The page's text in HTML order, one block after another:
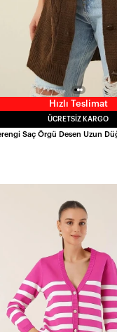
Hızlı Teslimat
ÜCRETSIZ KARGO